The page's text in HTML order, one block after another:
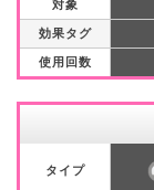
対象
効果タグ
使用回数
タイプ